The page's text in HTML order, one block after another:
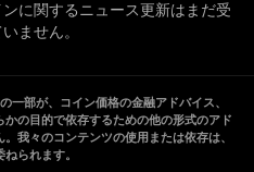
に関するニュース更新はまだ受
ません。
一部が、コイン価格の金融アドバイス、
の目的で依存するための他の形式のアド
我々のコンテンツの使用または依存は、
られます。